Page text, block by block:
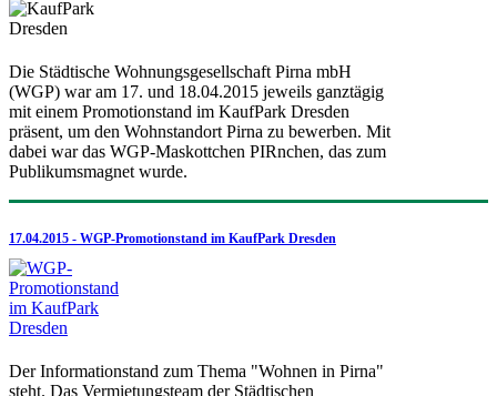
Die Städtische Wohnungsgesellschaft Pirna mbH
(WGP) war am 17. und 18.04.2015 jeweils ganztägig
mit einem Promotionstand im KaufPark Dresden
präsent, um den Wohnstandort Pirna zu bewerben. Mit
dabei war das WGP-Maskottchen PIRnchen, das zum
Publikumsmagnet wurde.
17.04.2015 - WGP-Promotionstand im KaufPark Dresden
Der Informationstand zum Thema "Wohnen in Pirna"
steht. Das Vermietungsteam der Städtischen